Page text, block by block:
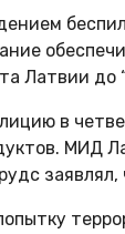
Латвии до
в
МИД
заявлял,